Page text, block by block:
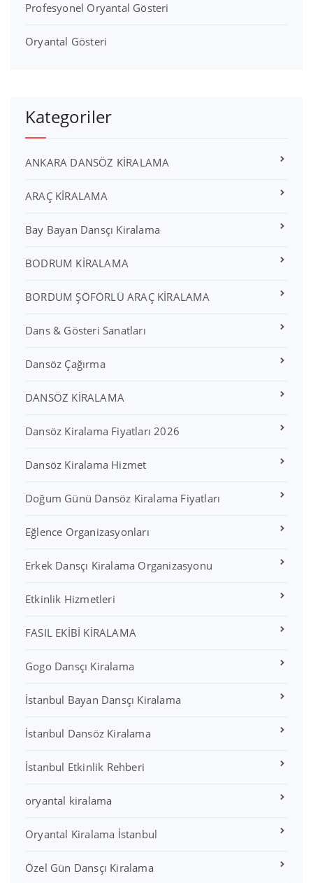
Profesyonel Oryantal Gösteri
Oryantal Gösteri
Kategoriler
ANKARA DANSÖZ KİRALAMA
ARAÇ KİRALAMA
Bay Bayan Dansçı Kiralama
BODRUM KİRALAMA
BORDUM ŞÖFÖRLÜ ARAÇ KİRALAMA
Dans & Gösteri Sanatları
Dansöz Çağırma
DANSÖZ KİRALAMA
Dansöz Kiralama Fiyatları 2026
Dansöz Kiralama Hizmet
Doğum Günü Dansöz Kiralama Fiyatları
Eğlence Organizasyonları
Erkek Dansçı Kiralama Organizasyonu
Etkinlik Hizmetleri
FASIL EKİBİ KİRALAMA
Gogo Dansçı Kiralama
İstanbul Bayan Dansçı Kiralama
İstanbul Dansöz Kiralama
İstanbul Etkinlik Rehberi
oryantal kiralama
Oryantal Kiralama İstanbul
Özel Gün Dansçı Kiralama